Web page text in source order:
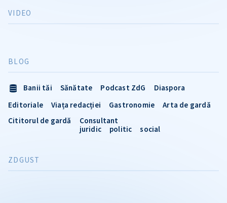
VIDEO
BLOG
Banii tăi Sănătate Podcast ZdG
Diaspora
Editoriale
Viața redacției Gastronomie
Arta de gardă
Cititorul de gardă
Consultant
juridic
politic social
ZDGUST